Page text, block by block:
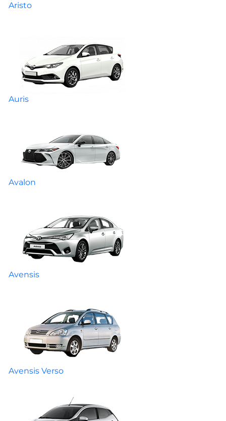
Aristo
Auris
Avalon
Avensis
Avensis Verso